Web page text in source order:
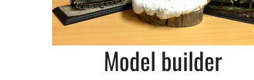
Model builder